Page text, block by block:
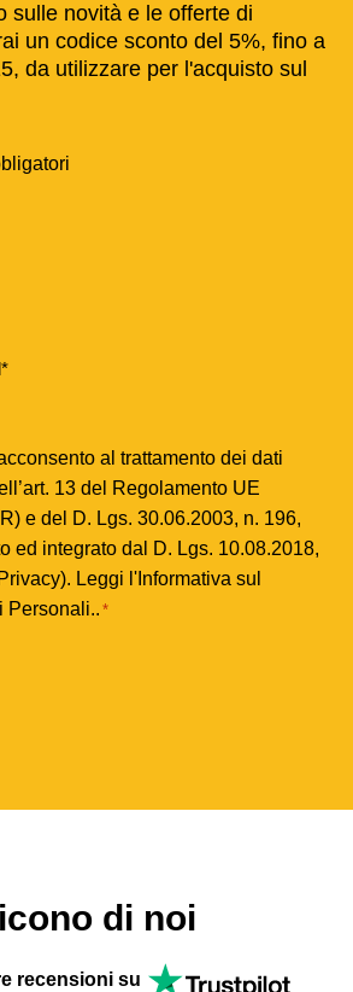
sulle novità e le offerte di
un codice sconto del 5%, fino a
da utilizzare per l'acquisto sul
al trattamento dei dati
13 del Regolamento UE
e del D. Lgs. 30.06.2003, n. 196,
ed integrato dal D. Lgs. 10.08.2018,
Leggi l' Informativa sul
Personali.. *
di noi
recensioni su